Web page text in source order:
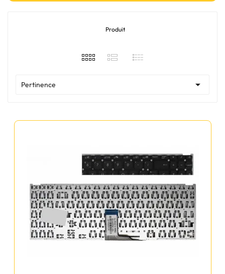
Produit
Pertinence 